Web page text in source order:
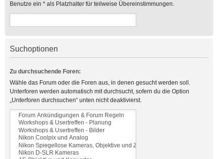
Benutze ein * als Platzhalter für teilweise Übereinstimmungen.
Suchoptionen
Zu durchsuchende Foren:
Wähle das Forum oder die Foren aus, in denen gesucht werden soll.
Unterforen werden automatisch mit durchsucht, sofern du die Option
„Unterforen durchsuchen“ unten nicht deaktivierst.